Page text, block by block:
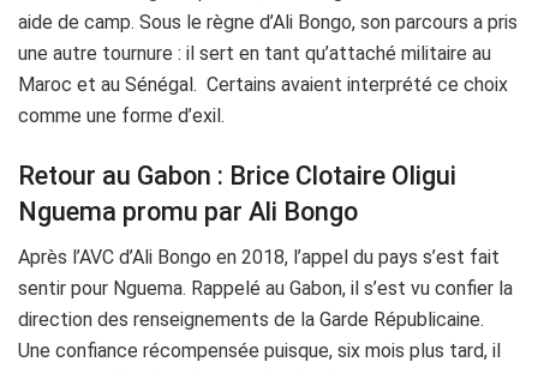
aide de camp. Sous le règne d’Ali Bongo, son parcours a pris
une autre tournure : il sert en tant qu’attaché militaire au
Maroc et au Sénégal. Certains avaient interprété ce choix
comme une forme d’exil.
Retour au Gabon : Brice Clotaire Oligui
Nguema promu par Ali Bongo
Après l’AVC d’Ali Bongo en 2018, l’appel du pays s’est fait
sentir pour Nguema. Rappelé au Gabon, il s’est vu confier la
direction des renseignements de la Garde Républicaine.
Une confiance récompensée puisque, six mois plus tard, il